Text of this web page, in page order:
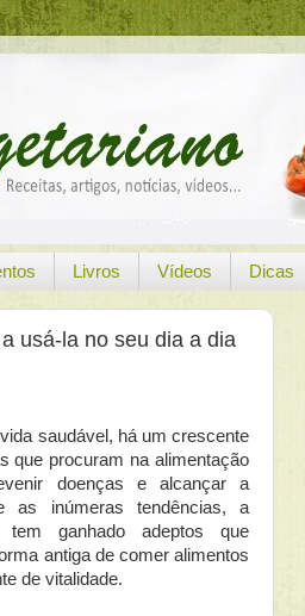
Livros Vídeos Dicas
usá-la no seu dia a dia
saudável, há um crescente
que procuram na alimentação
doenças e alcançar a
as inúmeras tendências, a
tem ganhado adeptos que
antiga de comer alimentos
de vitalidade.